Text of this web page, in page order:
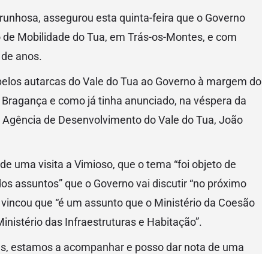
assegurou esta quinta-feira que o Governo
Mobilidade do Tua, em Trás-os-Montes, e com
anos.
autarcas do Vale do Tua ao Governo à margem do
e como já tinha anunciado, na véspera da
de Desenvolvimento do Vale do Tua, João
uma visita a Vimioso, que o tema “foi objeto de
assuntos” que o Governo vai discutir “no próximo
que “é um assunto que o Ministério da Coesão
das Infraestruturas e Habitação”.
estamos a acompanhar e posso dar nota de uma